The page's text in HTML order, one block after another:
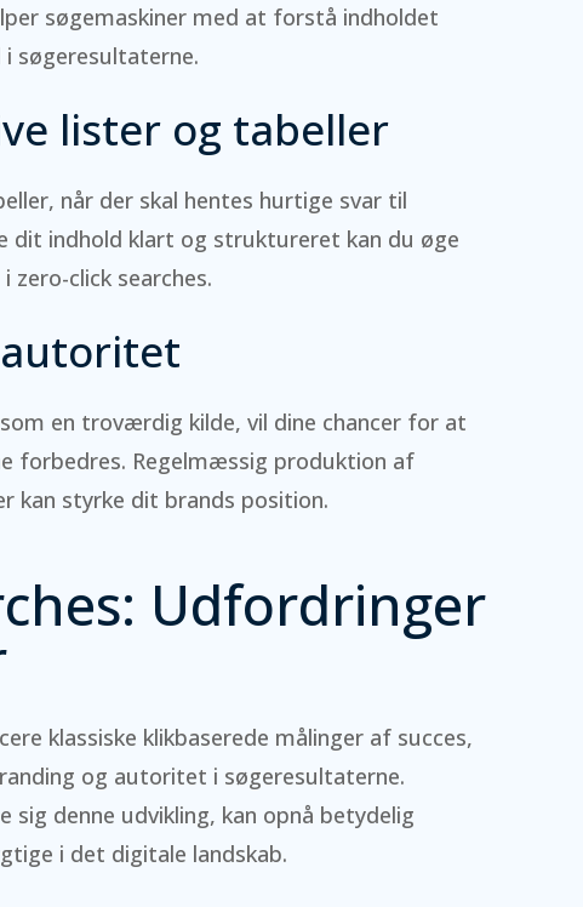
søgemaskiner med at forstå indholdet
søgeresultaterne.
lister og tabeller
når der skal hentes hurtige svar til
dit indhold klart og struktureret kan du øge
click searches.
en troværdig kilde, vil dine chancer for at
forbedres. Regelmæssig produktion af
kan styrke dit brands position.
Udfordringer
klassiske klikbaserede målinger af succes,
og autoritet i søgeresultaterne.
denne udvikling, kan opnå betydelig
i det digitale landskab.